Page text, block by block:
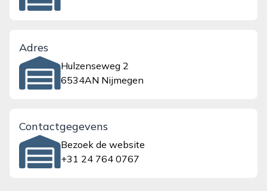
Adres
Hulzenseweg 2
6534AN Nijmegen
Contactgegevens
Bezoek de website
+31 24 764 0767